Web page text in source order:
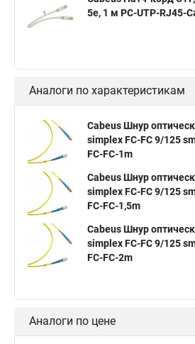
5e, 1 м PC-UTP-RJ45-
Аналоги по характеристикам
Cabeus Шнур
simplex FC-FC 9/125
FC-FC-1m
Cabeus Шнур
simplex FC-FC 9/125
FC-FC-1,5m
Cabeus Шнур
simplex FC-FC 9/125
FC-FC-2m
Аналоги по цене